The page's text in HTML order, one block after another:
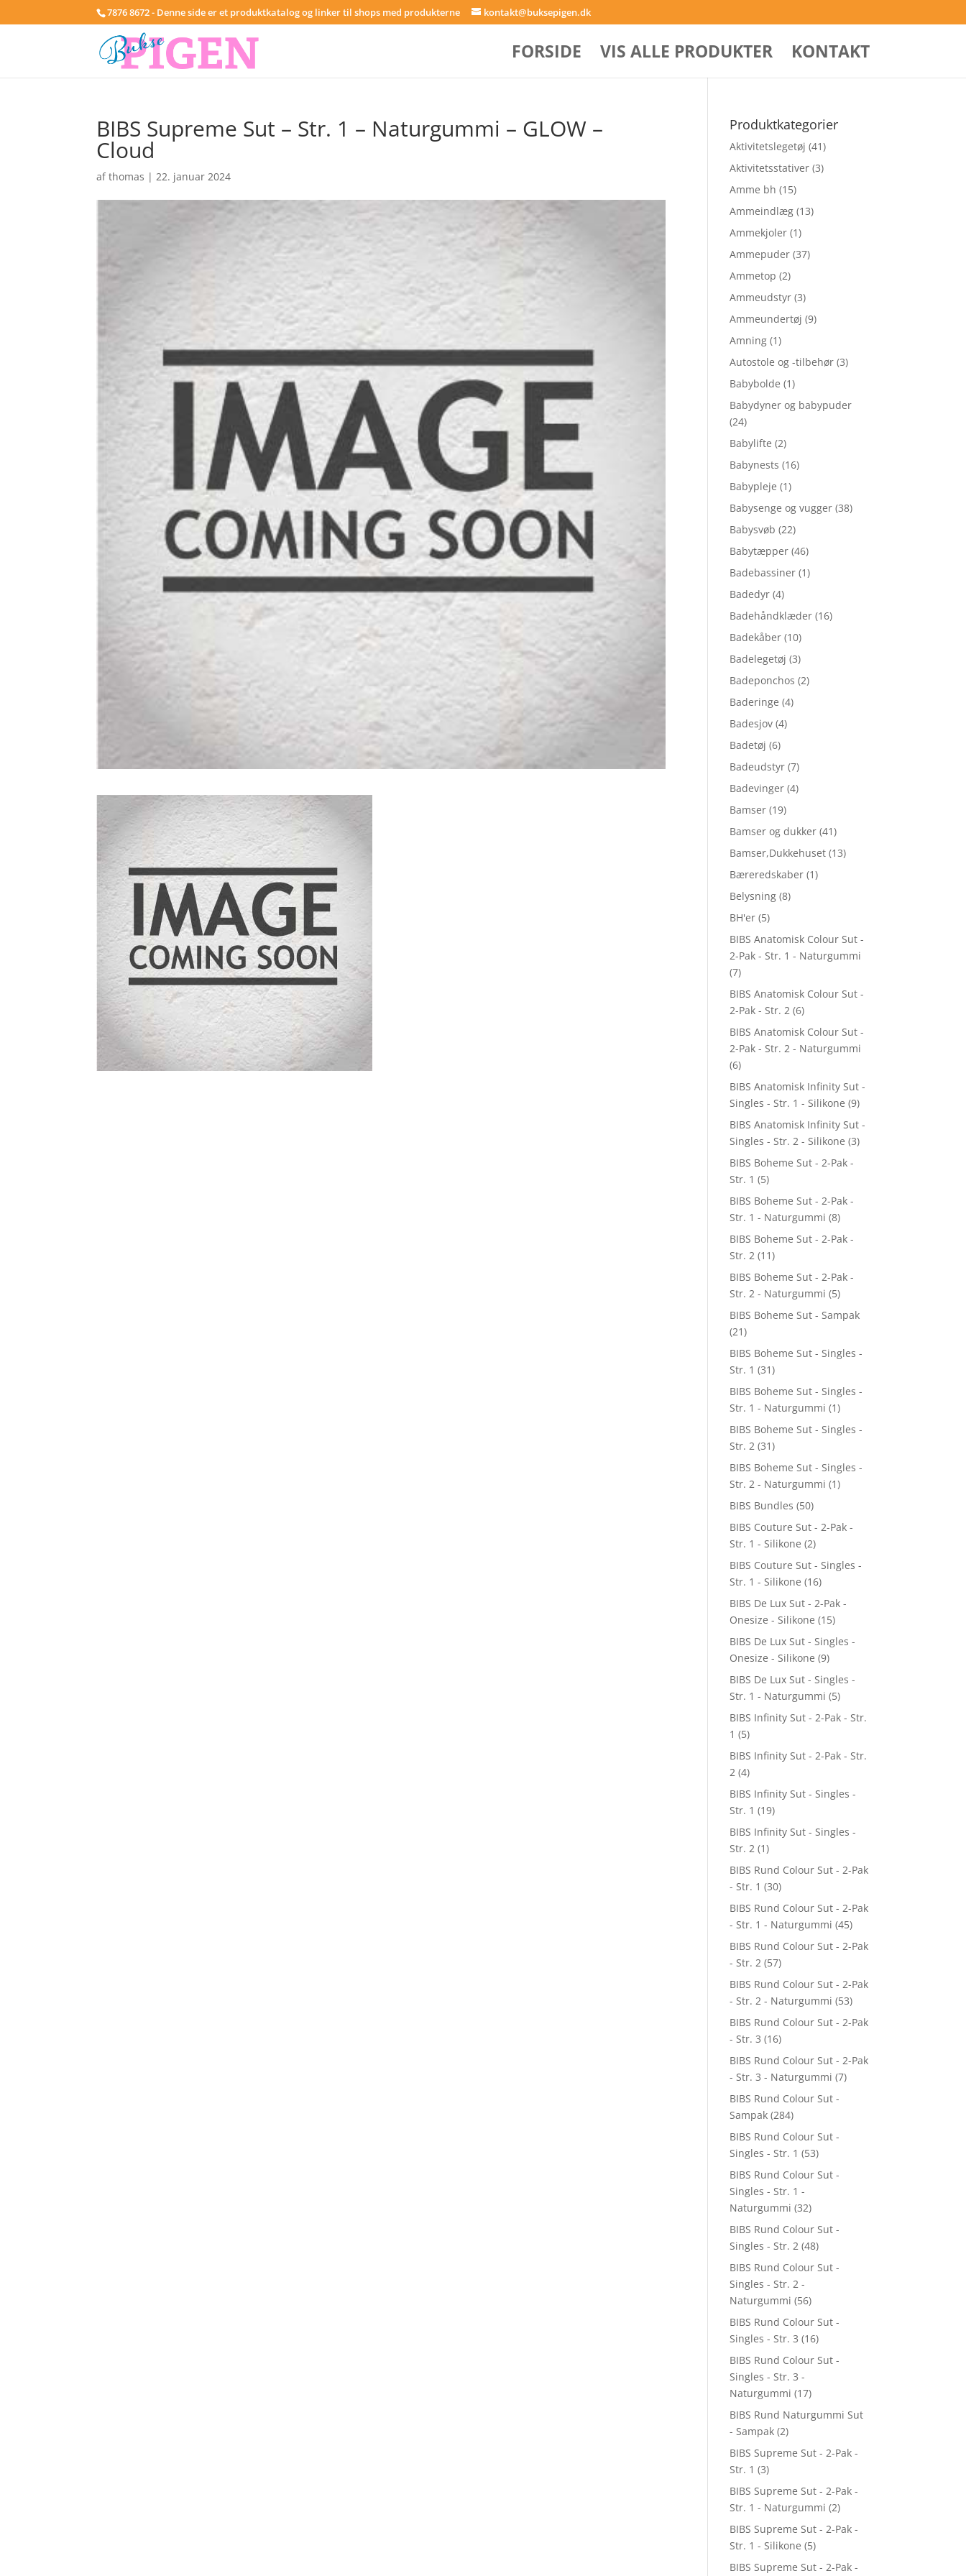
7876 8672 - Denne side er et produktkatalog og linker til shops med produkterne kontakt@buksepigen.dk
FORSIDE VIS ALLE PRODUKTER KONTAKT
BIBS Supreme Sut – Str. 1 – Naturgummi – GLOW –
Cloud
afthomas |22. januar 2024
Produktkategorier
Aktivitetslegetøj (41)
Aktivitetsstativer (3)
Amme bh (15)
Ammeindlæg (13)
Ammekjoler (1)
Ammepuder (37)
Ammetop (2)
Ammeudstyr (3)
Ammeundertøj (9)
Amning (1)
Autostole og -tilbehør (3)
Babybolde (1)
Babydyner og babypuder
(24)
Babylifte (2)
Babynests (16)
Babypleje (1)
Babysenge og vugger (38)
Babysvøb (22)
Babytæpper (46)
Badebassiner (1)
Badedyr (4)
Badehåndklæder (16)
Badekåber (10)
Badelegetøj (3)
Badeponchos (2)
Baderinge (4)
Badesjov (4)
Badetøj (6)
Badeudstyr (7)
Badevinger (4)
Bamser (19)
Bamser og dukker (41)
Bamser,Dukkehuset (13)
Bæreredskaber (1)
Belysning (8)
BH'er (5)
BIBS Anatomisk Colour Sut -
2-Pak - Str. 1 - Naturgummi
(7)
BIBS Anatomisk Colour Sut -
2-Pak - Str. 2 (6)
BIBS Anatomisk Colour Sut -
2-Pak - Str. 2 - Naturgummi
(6)
BIBS Anatomisk Infinity Sut -
Singles - Str. 1 - Silikone (9)
BIBS Anatomisk Infinity Sut -
Singles - Str. 2 - Silikone (3)
BIBS Boheme Sut - 2-Pak -
Str. 1 (5)
BIBS Boheme Sut - 2-Pak -
Str. 1 - Naturgummi (8)
BIBS Boheme Sut - 2-Pak -
Str. 2 (11)
BIBS Boheme Sut - 2-Pak -
Str. 2 - Naturgummi (5)
BIBS Boheme Sut - Sampak
(21)
BIBS Boheme Sut - Singles -
Str. 1 (31)
BIBS Boheme Sut - Singles -
Str. 1 - Naturgummi (1)
BIBS Boheme Sut - Singles -
Str. 2 (31)
BIBS Boheme Sut - Singles -
Str. 2 - Naturgummi (1)
BIBS Bundles (50)
BIBS Couture Sut - 2-Pak -
Str. 1 - Silikone (2)
BIBS Couture Sut - Singles -
Str. 1 - Silikone (16)
BIBS De Lux Sut - 2-Pak -
Onesize - Silikone (15)
BIBS De Lux Sut - Singles -
Onesize - Silikone (9)
BIBS De Lux Sut - Singles -
Str. 1 - Naturgummi (5)
BIBS Infinity Sut - 2-Pak - Str.
1 (5)
BIBS Infinity Sut - 2-Pak - Str.
2 (4)
BIBS Infinity Sut - Singles -
Str. 1 (19)
BIBS Infinity Sut - Singles -
Str. 2 (1)
BIBS Rund Colour Sut - 2-Pak
- Str. 1 (30)
BIBS Rund Colour Sut - 2-Pak
- Str. 1 - Naturgummi (45)
BIBS Rund Colour Sut - 2-Pak
- Str. 2 (57)
BIBS Rund Colour Sut - 2-Pak
- Str. 2 - Naturgummi (53)
BIBS Rund Colour Sut - 2-Pak
- Str. 3 (16)
BIBS Rund Colour Sut - 2-Pak
- Str. 3 - Naturgummi (7)
BIBS Rund Colour Sut -
Sampak (284)
BIBS Rund Colour Sut -
Singles - Str. 1 (53)
BIBS Rund Colour Sut -
Singles - Str. 1 -
Naturgummi (32)
BIBS Rund Colour Sut -
Singles - Str. 2 (48)
BIBS Rund Colour Sut -
Singles - Str. 2 -
Naturgummi (56)
BIBS Rund Colour Sut -
Singles - Str. 3 (16)
BIBS Rund Colour Sut -
Singles - Str. 3 -
Naturgummi (17)
BIBS Rund Naturgummi Sut
- Sampak (2)
BIBS Supreme Sut - 2-Pak -
Str. 1 (3)
BIBS Supreme Sut - 2-Pak -
Str. 1 - Naturgummi (2)
BIBS Supreme Sut - 2-Pak -
Str. 1 - Silikone (5)
BIBS Supreme Sut - 2-Pak -